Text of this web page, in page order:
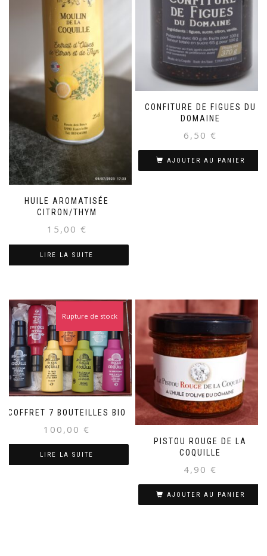
HUILE AROMATISÉE
CITRON/THYM
15,00 €
LIRE LA SUITE
CONFITURE DE FIGUES DU
DOMAINE
6,50 €
AJOUTER AU PANIER
COFFRET 7 BOUTEILLES BIO
100,00 €
Rupture de stock
LIRE LA SUITE
PISTOU ROUGE DE LA
COQUILLE
4,90 €
AJOUTER AU PANIER